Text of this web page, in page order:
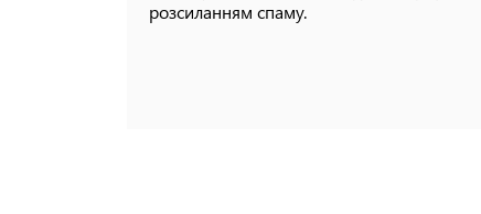
розсиланням спаму.